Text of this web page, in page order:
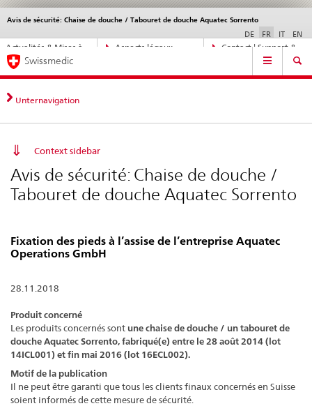
Navigation
directe:
actualités,
juridiques,
Actualités & Mises à
Aspects légaux,
Contact | Support &
Avis de sécurité: Chaise de douche / Tabouret de douche Aquatec Sorrento
DE FR IT EN
Service
Navigation
Swissmedic
Unternavigation
Context sidebar
Avis de sécurité: Chaise de douche /
Tabouret de douche Aquatec Sorrento
Fixation des pieds à l’assise de l’entreprise Aquatec
Operations GmbH
28.11.2018
Produit concerné
Les produits concernés sont unechaise de douche / un tabouret de
douche Aquatec Sorrento, fabriqué(e) entre le 28 août 2014 (lot
14ICL001) et fin mai 2016 (lot 16ECL002).
Motif de la publication
Il ne peut être garanti que tous les clients finaux concernés en Suisse
soient informés de cette mesure de sécurité.